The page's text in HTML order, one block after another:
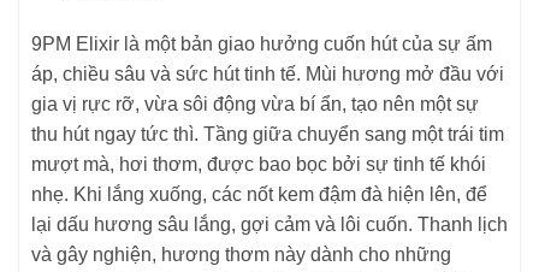
9PM Elixir là một bản giao hưởng cuốn hút của sự ấm
áp, chiều sâu và sức hút tinh tế. Mùi hương mở đầu với
gia vị rực rỡ, vừa sôi động vừa bí ẩn, tạo nên một sự
thu hút ngay tức thì. Tầng giữa chuyển sang một trái tim
mượt mà, hơi thơm, được bao bọc bởi sự tinh tế khói
nhẹ. Khi lắng xuống, các nốt kem đậm đà hiện lên, để
lại dấu hương sâu lắng, gợi cảm và lôi cuốn. Thanh lịch
và gây nghiện, hương thơm này dành cho những